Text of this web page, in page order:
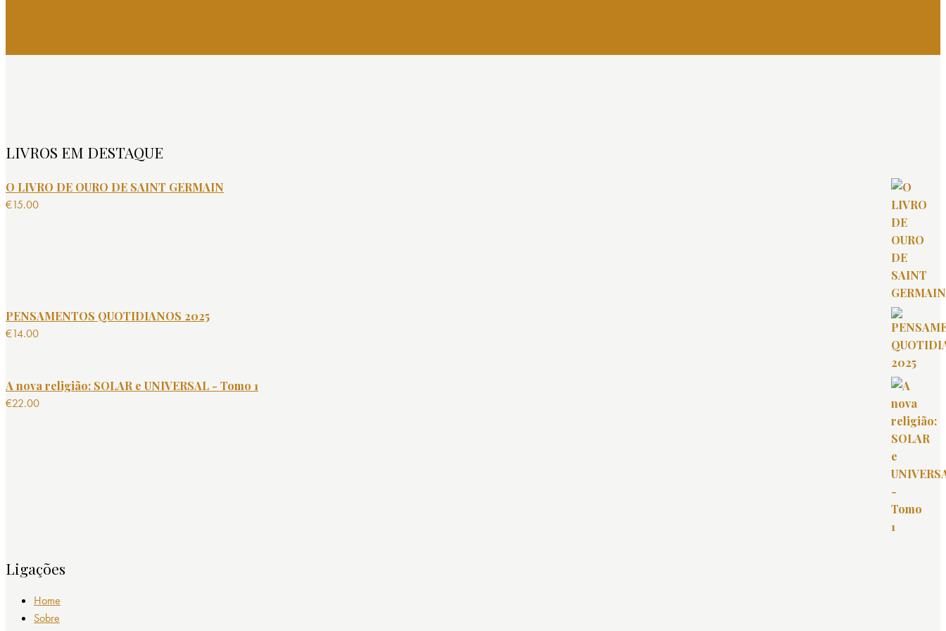
LIVROS EM DESTAQUE
O LIVRO DE OURO DE SAINT GERMAIN
€15.00
PENSAMENTOS QUOTIDIANOS 2025
€14.00
A nova religião: SOLAR e UNIVERSAL - Tomo 1
€22.00
Ligações
Home
Sobre